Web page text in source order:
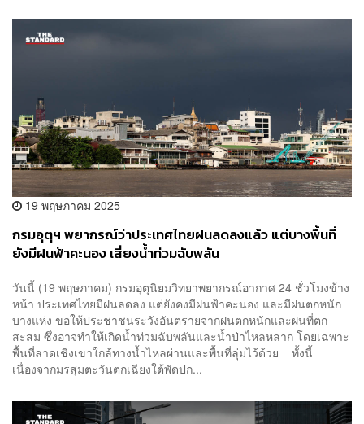
19 พฤษภาคม 2025
กรมอุตุฯ พยากรณ์ว่าประเทศไทยฝนลดลงแล้ว แต่บางพื้นที่
ยังมีฝนฟ้าคะนอง เสี่ยงน้ำท่วมฉับพลัน
วันนี้ (19 พฤษภาคม) กรมอุตุนิยมวิทยาพยากรณ์อากาศ 24 ชั่วโมงข้าง
หน้า ประเทศไทยมีฝนลดลง แต่ยังคงมีฝนฟ้าคะนอง และมีฝนตกหนัก
บางแห่ง ขอให้ประชาชนระวังอันตรายจากฝนตกหนักและฝนที่ตก
สะสม ซึ่งอาจทำให้เกิดน้ำท่วมฉับพลันและน้ำป่าไหลหลาก โดยเฉพาะ
พื้นที่ลาดเชิงเขาใกล้ทางน้ำไหลผ่านและพื้นที่ลุ่มไว้ด้วย ทั้งนี้
เนื่องจากมรสุมตะวันตกเฉียงใต้พัดปก...